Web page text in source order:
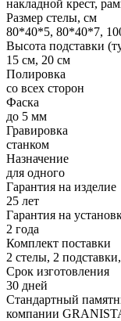
накладной крест,
Размер стелы, см
80*40*5, 80*40*7,
Высота подставки
15 см, 20 см
Полировка
со всех сторон
Фаска
до 5 мм
Гравировка
станком
Назначение
для одного
Гарантия на изделие
25 лет
Гарантия на
2 года
Комплект поставки
2 стелы, 2
Срок изготовления
30 дней
Стандартный
компании